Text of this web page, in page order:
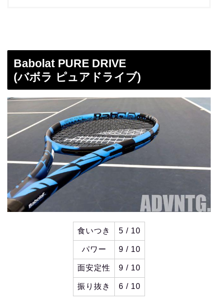
Babolat PURE DRIVE
(バボラ ピュアドライブ)
食いつき 5 / 10
パワー 9 / 10
面安定性 9 / 10
振り抜き 6 / 10